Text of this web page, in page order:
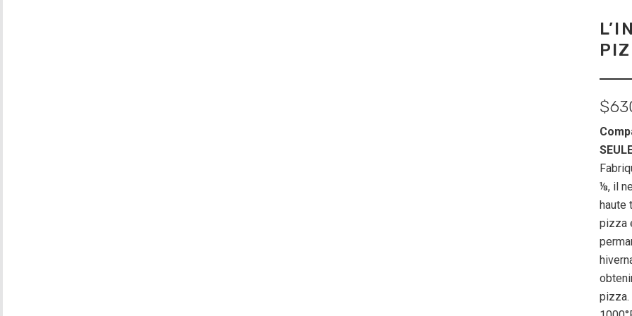
$
⅛, il
haute
pizza
pizza.